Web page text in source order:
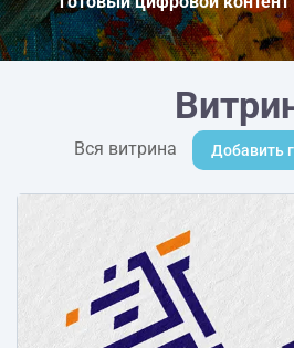
Вся витрина Добавить